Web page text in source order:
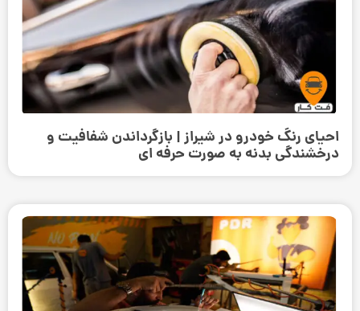
احیای رنگ خودرو در شیراز | بازگرداندن شفافیت و
درخشندگی بدنه به صورت حرفه‌ ای